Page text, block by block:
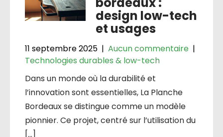
design low-tech
et usages
11 septembre 2025 | Aucun commentaire |
Technologies durables & low-tech
Dans un monde où la durabilité et
l’innovation sont essentielles, La Planche
Bordeaux se distingue comme un modèle
pionnier. Ce projet, centré sur l’utilisation du
[…]